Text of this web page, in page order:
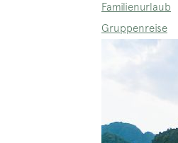
Familienurlaub
Gruppenreise